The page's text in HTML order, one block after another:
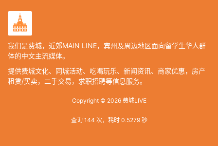
我们是费城，近郊MAIN LINE，宾州及周边地区面向留学生华人群
体的中文主流媒体。
提供费城文化、同城活动、吃喝玩乐、新闻资讯、商家优惠，房产
租赁/买卖，二手交易，求职招聘等信息服务。
Copyright © 2026费城LIVE
查询 144 次，耗时 0.5279 秒